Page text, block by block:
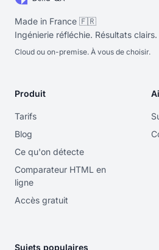
Made in France 🇫🇷
Ingénierie réfléchie. Résultats clairs.
Cloud ou on-premise. À vous de choisir.
Produit
Tarifs
Blog
Ce qu'on détecte
Comparateur HTML en
ligne
Accès gratuit
Sujets populaires